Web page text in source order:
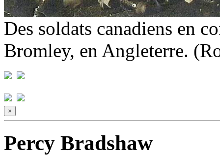
Des soldats canadiens en
Bromley, en Angleterre.
×
Percy Bradshaw